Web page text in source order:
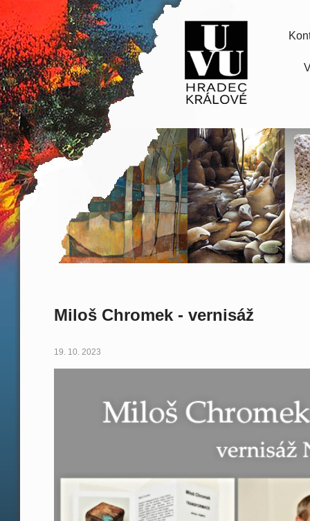
Miloš Chromek - vernisáž
19. 10. 2023